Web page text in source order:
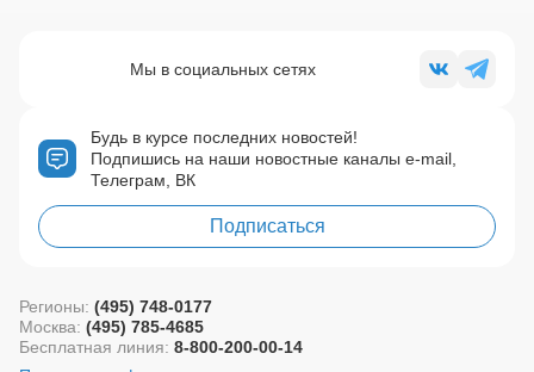
Будь в курсе последних новостей!
Подпишись на наши новостные каналы e-mail,
Телеграм, ВК
Подписаться
Мы в социальных сетях
Регионы: (495) 748-0177
Москва: (495) 785-4685
Бесплатная линия: 8-800-200-00-14